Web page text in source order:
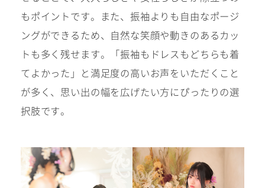
キッズ商品
成人･卒業記念商品
ウェディング商品
サイトマップ
プライバシーポリシー
#sns
ベビー/キッズ
もポイントです。また、振袖よりも自由なポージ
ングができるため、自然な笑顔や動きのあるカッ
トも多く残せます。「振袖もドレスもどちらも着
てよかった」と満足度の高いお声をいただくこと
が多く、思い出の幅を広げたい方にぴったりの選
択肢です。